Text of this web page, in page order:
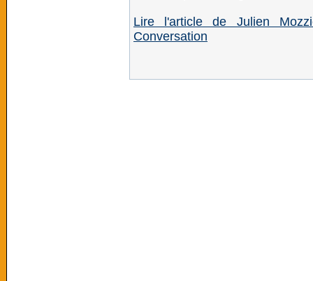
Lire l'article de Julien
Conversation